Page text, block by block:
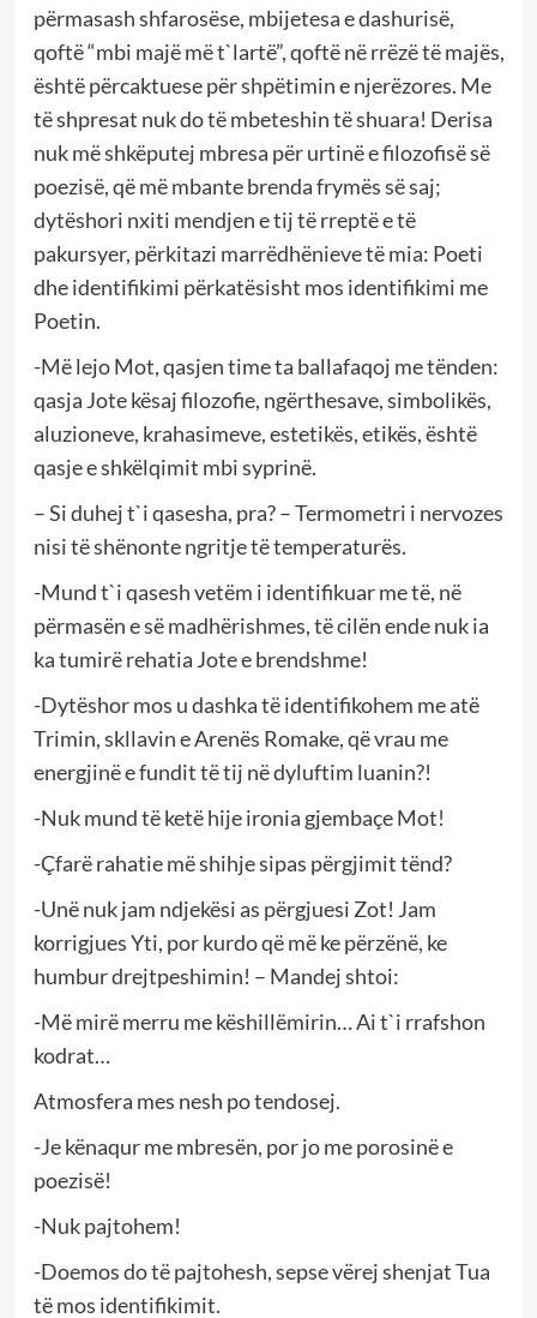
përmasash shfarosëse, mbijetesa e dashurisë,
qoftë “mbi majë më t`lartë”, qoftë në rrëzë të majës,
është përcaktuese për shpëtimin e njerëzores. Me
të shpresat nuk do të mbeteshin të shuara! Derisa
nuk më shkëputej mbresa për urtinë e filozofisë së
poezisë, që më mbante brenda frymës së saj;
dytëshori nxiti mendjen e tij të rreptë e të
pakursyer, përkitazi marrëdhënieve të mia: Poeti
dhe identifikimi përkatësisht mos identifikimi me
Poetin.
-Më lejo Mot, qasjen time ta ballafaqoj me tënden:
qasja Jote kësaj filozofie, ngërthesave, simbolikës,
aluzioneve, krahasimeve, estetikës, etikës, është
qasje e shkëlqimit mbi syprinë.
– Si duhej t`i qasesha, pra? – Termometri i nervozes
nisi të shënonte ngritje të temperaturës.
-Mund t`i qasesh vetëm i identifikuar me të, në
përmasën e së madhërishmes, të cilën ende nuk ia
ka tumirë rehatia Jote e brendshme!
-Dytëshor mos u dashka të identifikohem me atë
Trimin, skllavin e Arenës Romake, që vrau me
energjinë e fundit të tij në dyluftim luanin?!
-Nuk mund të ketë hije ironia gjembaçe Mot!
-Çfarë rahatie më shihje sipas përgjimit tënd?
-Unë nuk jam ndjekësi as përgjuesi Zot! Jam
korrigjues Yti, por kurdo që më ke përzënë, ke
humbur drejtpeshimin! – Mandej shtoi:
-Më mirë merru me këshillëmirin… Ai t`i rrafshon
kodrat…
Atmosfera mes nesh po tendosej.
-Je kënaqur me mbresën, por jo me porosinë e
poezisë!
-Nuk pajtohem!
-Doemos do të pajtohesh, sepse vërej shenjat Tua
të mos identifikimit.